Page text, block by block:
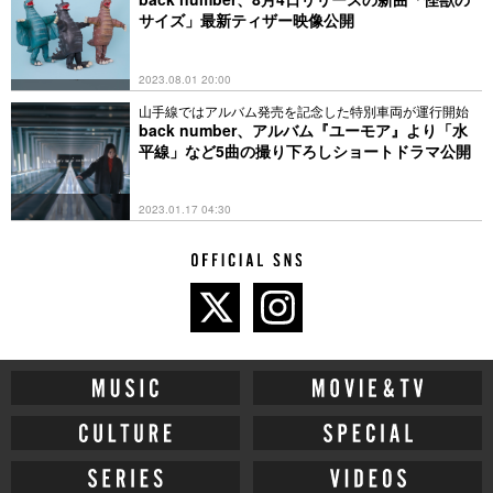
サイズ」最新ティザー映像公開
2023.08.01 20:00
山手線ではアルバム発売を記念した特別車両が運行開始
back number、アルバム『ユーモア』より「水
平線」など5曲の撮り下ろしショートドラマ公開
2023.01.17 04:30